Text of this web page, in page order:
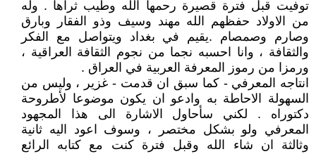
توفيت قبل فترة قصيرة رحمها الله وطيب ثراها . وله
من الاولاد حفظهم الله مهند وسيف وذو الفقار وبارق
وصارم وصمصام .يقيم في بغداد ويتواصل مع الفكر
والثقافة ، وانا احسبه نجما من نجوم الثقافة العراقية ،
ورمزا من رموز المعرفة العربية في العراق .
انتاجه المعرفي - كما سبق ان قدمت - غزير ، وليس من
السهولة الاحاطة به وادعو ان يكون موضوعا لأطروحة
دكتوراه . لكني سأحاول الاشارة الى هذا المجهود
المعرفي ولو بشكل مختصر ، وسوف اعود اليه ثانية
وثالثة ان شاء الله وقبل فترة كنت مع كتابه الرائع